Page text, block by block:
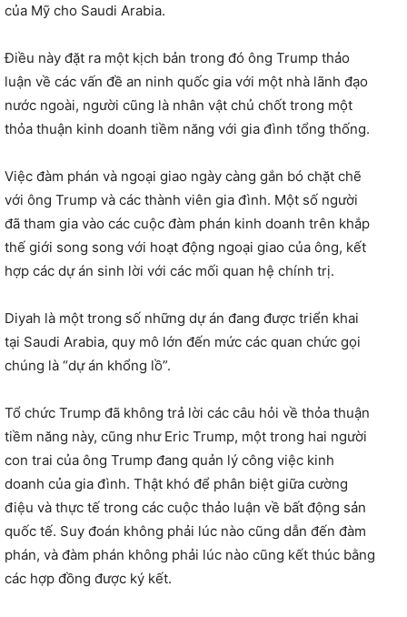
của Mỹ cho Saudi Arabia.
Điều này đặt ra một kịch bản trong đó ông Trump thảo
luận về các vấn đề an ninh quốc gia với một nhà lãnh đạo
nước ngoài, người cũng là nhân vật chủ chốt trong một
thỏa thuận kinh doanh tiềm năng với gia đình tổng thống.
Việc đàm phán và ngoại giao ngày càng gắn bó chặt chẽ
với ông Trump và các thành viên gia đình. Một số người
đã tham gia vào các cuộc đàm phán kinh doanh trên khắp
thế giới song song với hoạt động ngoại giao của ông, kết
hợp các dự án sinh lời với các mối quan hệ chính trị.
Diyah là một trong số những dự án đang được triển khai
tại Saudi Arabia, quy mô lớn đến mức các quan chức gọi
chúng là “dự án khổng lồ”.
Tổ chức Trump đã không trả lời các câu hỏi về thỏa thuận
tiềm năng này, cũng như Eric Trump, một trong hai người
con trai của ông Trump đang quản lý công việc kinh
doanh của gia đình. Thật khó để phân biệt giữa cường
điệu và thực tế trong các cuộc thảo luận về bất động sản
quốc tế. Suy đoán không phải lúc nào cũng dẫn đến đàm
phán, và đàm phán không phải lúc nào cũng kết thúc bằng
các hợp đồng được ký kết.